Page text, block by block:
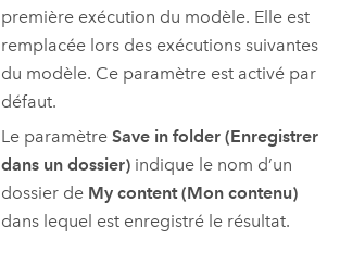
première exécution du modèle. Elle est
remplacée lors des exécutions suivantes
du modèle. Ce paramètre est activé par
défaut.
Le paramètre Save in folder (Enregistrer
dans un dossier)indique le nom d’un
dossier de My content (Mon contenu)
dans lequel est enregistré le résultat.